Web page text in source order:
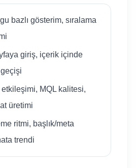
bazlı gösterim, sıralama
giriş, içerik içinde
MQL kalitesi,
üretimi
ritmi, başlık/meta
trendi